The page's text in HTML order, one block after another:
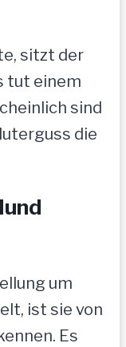
sitzt der
tut einem
sind
die
um
ist sie von
Es